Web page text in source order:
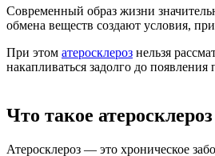
Современный образ жизни
обмена веществ создают условия,
При этом атеросклероз нельзя
накапливаться задолго до
Что такое
Атеросклероз — это хроническое